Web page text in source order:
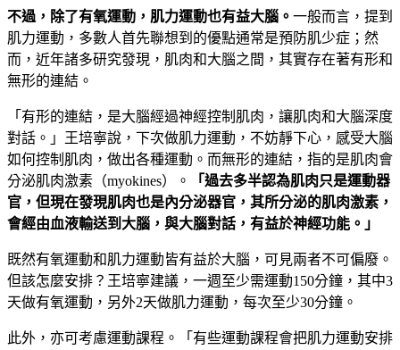
不過，除了有氧運動，肌力運動也有益大腦。 一般而言，提到
肌力運動，多數人首先聯想到的優點通常是預防肌少症；然
而，近年諸多研究發現，肌肉和大腦之間，其實存在著有形和
無形的連結。
「有形的連結，是大腦經過神經控制肌肉，讓肌肉和大腦深度
對話。」王培寧說，下次做肌力運動，不妨靜下心，感受大腦
如何控制肌肉，做出各種運動。而無形的連結，指的是肌肉會
分泌肌肉激素（myokines）。
「過去多半認為肌肉只是運動器
官，但現在發現肌肉也是內分泌器官，其所分泌的肌肉激素，
會經由血液輸送到大腦，與大腦對話，有益於神經功能。」
既然有氧運動和肌力運動皆有益於大腦，可見兩者不可偏廢。
但該怎麼安排？王培寧建議，一週至少需運動150分鐘，其中3
天做有氧運動，另外2天做肌力運動，每次至少30分鐘。
此外，亦可考慮運動課程。「有些運動課程會把肌力運動安排